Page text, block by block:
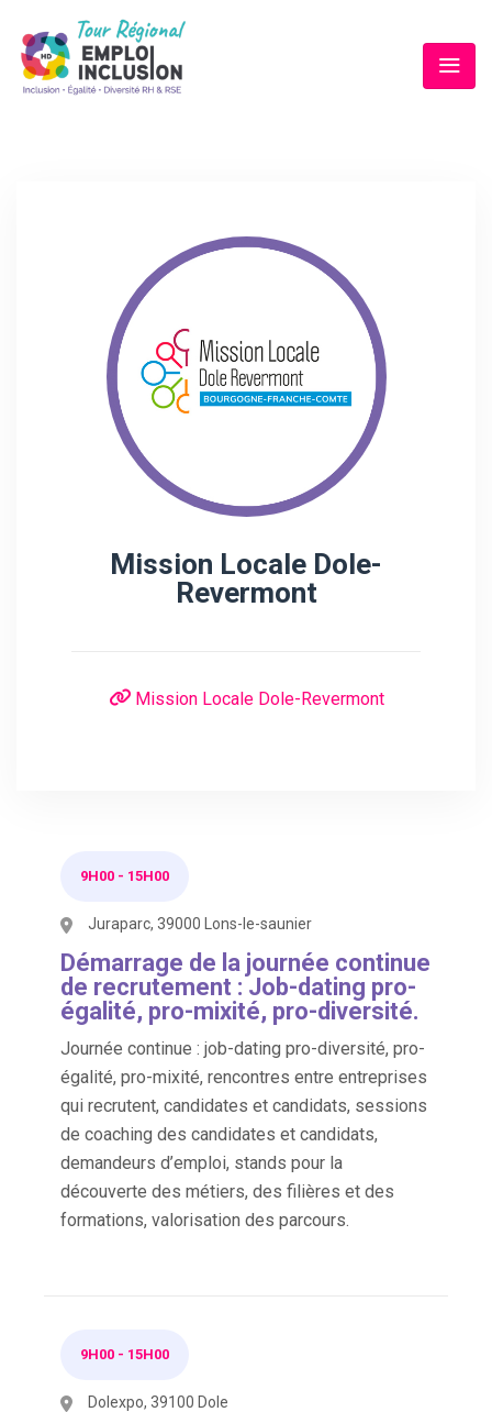
Mission Locale Dole-
Revermont
Mission Locale Dole-Revermont
9H00 - 15H00
Juraparc, 39000 Lons-le-saunier
Démarrage de la journée continue
de recrutement : Job-dating pro-
égalité, pro-mixité, pro-diversité.
Journée continue : job-dating pro-diversité, pro-
égalité, pro-mixité, rencontres entre entreprises
qui recrutent, candidates et candidats, sessions
de coaching des candidates et candidats,
demandeurs d’emploi, stands pour la
découverte des métiers, des filières et des
formations, valorisation des parcours.
9H00 - 15H00
Dolexpo, 39100 Dole